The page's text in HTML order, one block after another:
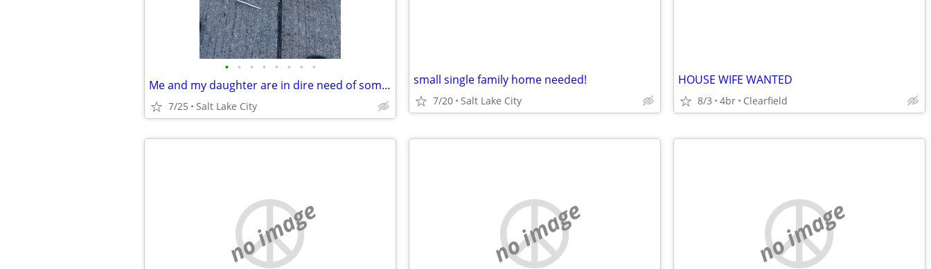
• • • • • • • •
Me and my daughter are in dire need of somebody helping us pay for our motel roo
7/25 Salt Lake City
small single family home needed!
7/20 Salt Lake City
HOUSE WIFE WANTED
8/3 4br Clearfield
no image no image no image